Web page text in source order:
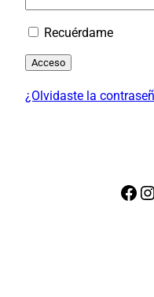
Recuérdame
Acceso
¿Olvidaste la